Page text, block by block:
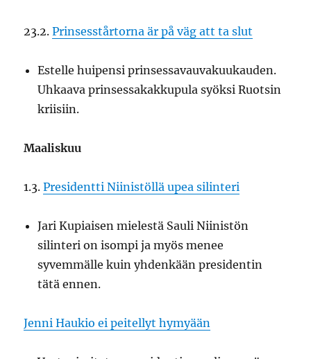
23.2.Prinsesstårtorna är på väg att ta slut
Estelle huipensi prinsessavauvakuukauden.
Uhkaava prinsessakakkupula syöksi Ruotsin
kriisiin.
Maaliskuu
1.3.Presidentti Niinistöllä upea silinteri
Jari Kupiaisen mielestä Sauli Niinistön
silinteri on isompi ja myös menee
syvemmälle kuin yhdenkään presidentin
tätä ennen.
Jenni Haukio ei peitellyt hymyään